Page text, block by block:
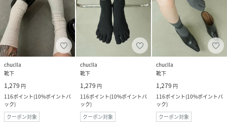
chuclla
靴下
1,279 円
116ポイント(10%ポイントバ
ック)
クーポン対象
chuclla
靴下
1,279 円
116ポイント(10%ポイントバ
ック)
クーポン対象
chuclla
靴下
1,279 円
116ポイント(10%ポイントバ
ック)
クーポン対象